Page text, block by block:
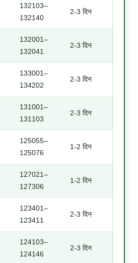
132103–
132140
2-3 दिन
132001–
132041
2-3 दिन
133001–
134202
2-3 दिन
131001–
131103
2-3 दिन
125055–
125076
1-2 दिन
127021–
127306
1-2 दिन
123401–
123411
2-3 दिन
124103–
124146
2-3 दिन